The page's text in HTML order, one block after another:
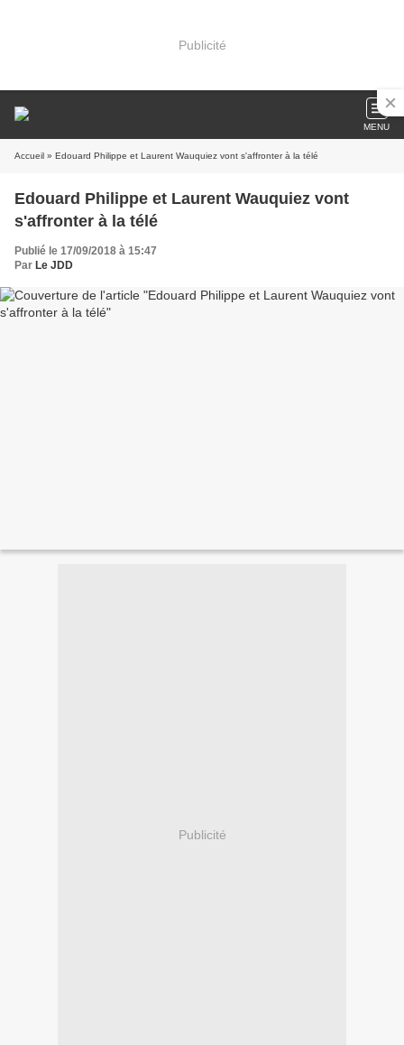
Publicité
MENU
Accueil » Edouard Philippe et Laurent Wauquiez vont s'affronter à la télé
Edouard Philippe et Laurent Wauquiez vont
s'affronter à la télé
Publié le 17/09/2018 à 15:47
Par Le JDD
Publicité